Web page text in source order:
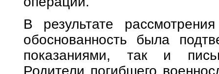
В результате
обоснованность была
показаниями, так и
Родители погибшего